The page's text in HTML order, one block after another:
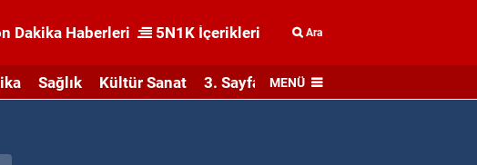
Dakika Haberleri 5N1K İçerikleri Ara
Sağlık Kültür Sanat 3. Sayfa MENÜ